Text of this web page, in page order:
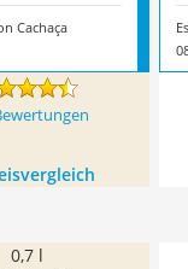
Cachaça
0,7 l